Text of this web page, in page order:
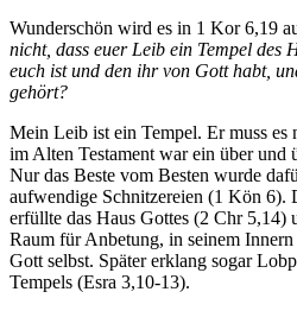
Wunderschön wird es in 1 Kor 6,19
nicht, dass euer Leib ein Tempel des
euch ist und den ihr von Gott habt,
gehört?
Mein Leib ist ein Tempel. Er muss es
im Alten Testament war ein über und
Nur das Beste vom Besten wurde
aufwendige Schnitzereien (1 Kön 6).
erfüllte das Haus Gottes (2 Chr 5,14)
Raum für Anbetung, in seinem
Gott selbst. Später erklang sogar
Tempels (Esra 3,10-13).